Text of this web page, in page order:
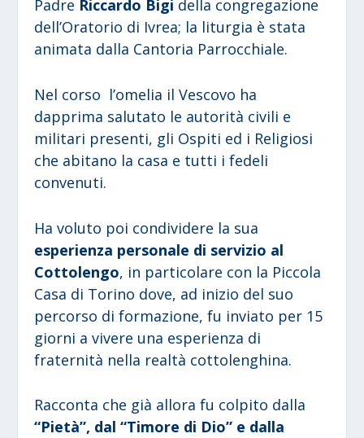
Padre Riccardo Bigi della congregazione
dell’Oratorio di Ivrea; la liturgia è stata
animata dalla Cantoria Parrocchiale.
Nel corso l’omelia il Vescovo ha
dapprima salutato le autorità civili e
militari presenti, gli Ospiti ed i Religiosi
che abitano la casa e tutti i fedeli
convenuti.
Ha voluto poi condividere la sua
esperienza personale di servizio al
Cottolengo, in particolare con la Piccola
Casa di Torino dove, ad inizio del suo
percorso di formazione, fu inviato per 15
giorni a vivere una esperienza di
fraternità nella realtà cottolenghina.
Racconta che già allora fu colpito dalla
“Pietà”, dal “Timore di Dio” e dalla